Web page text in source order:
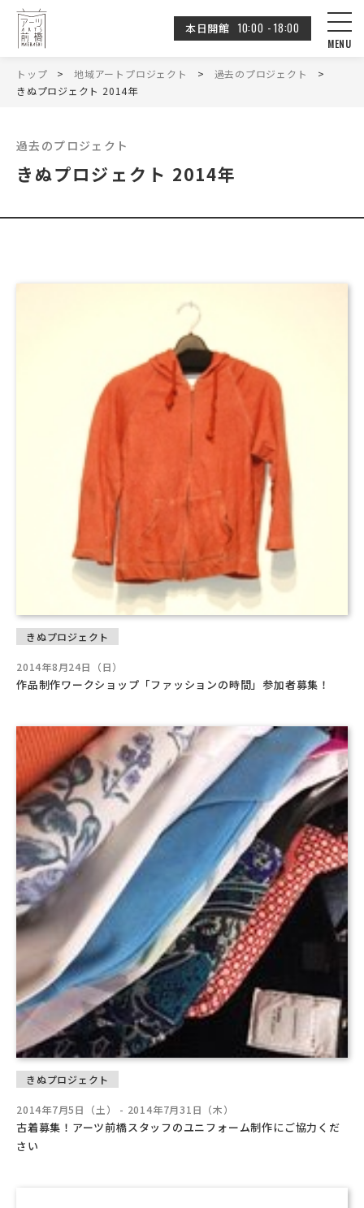
本日開館 10:00 - 18:00
トップ 地域アートプロジェクト
過去のプロジェクト
きぬプロジェクト 2014年
過去のプロジェクト
きぬプロジェクト 2014年
きぬプロジェクト
2014年8月24日（日）
作品制作ワークショップ「ファッションの時間」参加者募集！
きぬプロジェクト
2014年7月5日（土） - 2014年7月31日（木）
古着募集！アーツ前橋スタッフのユニフォーム制作にご協力くだ
さい